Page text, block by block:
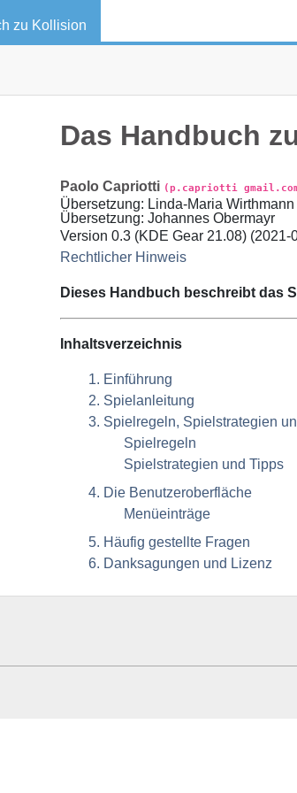
zu Kollision
Das Handbuch
Paolo Capriotti (p.capriotti
Übersetzung: Linda-Maria Wirthmann
Übersetzung: Johannes Obermayr
Version 0.3 (KDE Gear 21.08) (2021-
Rechtlicher Hinweis
Dieses Handbuch beschreibt das
Inhaltsverzeichnis
1. Einführung
2. Spielanleitung
3. Spielregeln, Spielstrategien
Spielregeln
Spielstrategien und Tipps
4. Die Benutzeroberfläche
Menüeinträge
5. Häufig gestellte Fragen
6. Danksagungen und Lizenz